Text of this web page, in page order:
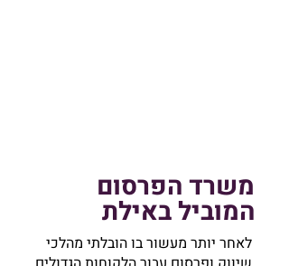
משרד הפרסום
המוביל באילת
לאחר יותר מעשור בו הובלתי מהלכי